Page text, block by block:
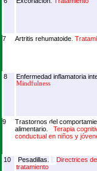
7 Artritis rehumatoide
8 Enfermedad inflamatoria
Mindfulness
9
Trastornos del
alimentario.
Terapia
conductual en niños y
10 Pesadillas.
Directrices de
tratamiento